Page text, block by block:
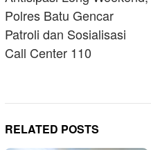
Polres Batu Gencar
Patroli dan Sosialisasi
Call Center 110
RELATED POSTS